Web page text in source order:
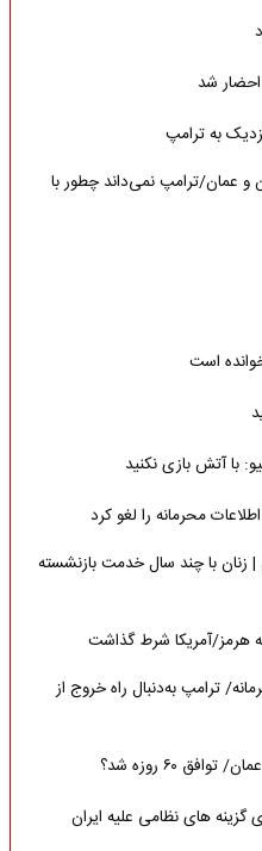
احضار شد
به ترامپ
و عمان/ترامپ نمی‌داند چطور با
است
با آتش بازی نکنید
محرمانه را لغو کرد
| زنان با چند سال خدمت بازنشسته
هرمز/آمریکا شرط گذاشت
ترامپ به‌دنبال راه خروج از
۶۰ روزه شد؟
های نظامی علیه ایران